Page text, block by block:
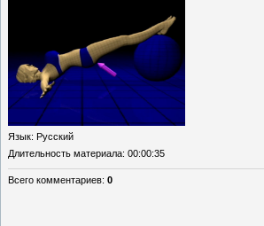
Язык: Русский
Длительность материала: 00:00:35
Всего комментариев: 0